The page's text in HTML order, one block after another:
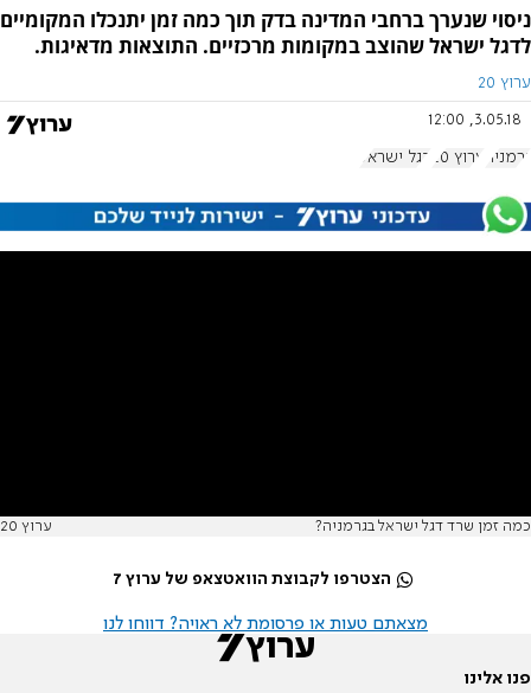
ניסוי שנערך ברחבי המדינה בדק תוך כמה זמן יתנכלו המקומיים
לדגל ישראל שהוצב במקומות מרכזיים. התוצאות מדאיגות.
ערוץ 20
3.05.18, 12:00
גרמניה ערוץ 20 דגל ישראל
כמה זמן שרד דגל ישראל בגרמניה? ערוץ 20
הצטרפו לקבוצת הוואטצאפ של ערוץ 7
מצאתם טעות או פרסומת לא ראויה? דווחו לנו
פנו אלינו